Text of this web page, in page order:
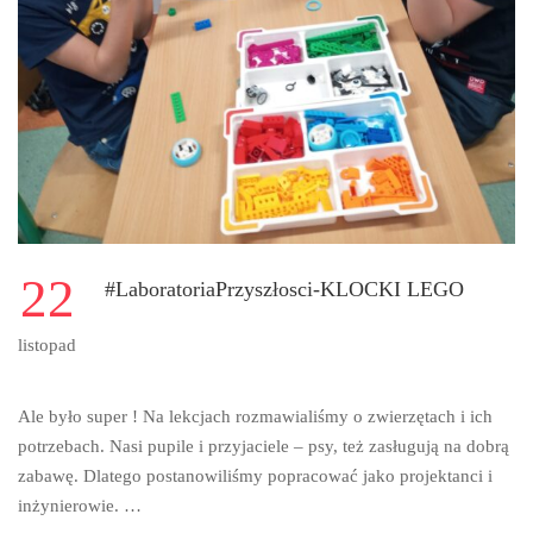
22
listopad
#LaboratoriaPrzyszłosci-KLOCKI LEGO
Ale było super ! Na lekcjach rozmawialiśmy o zwierzętach i ich
potrzebach. Nasi pupile i przyjaciele – psy, też zasługują na dobrą
zabawę. Dlatego postanowiliśmy popracować jako projektanci i
inżynierowie. …